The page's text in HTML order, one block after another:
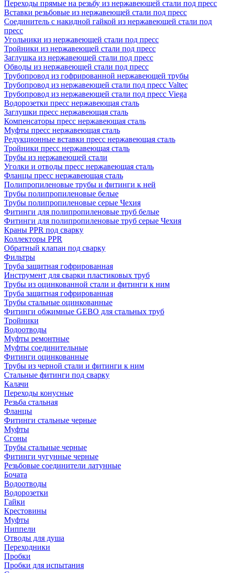
Переходы прямые на резьбу из нержавеющей стали под пресс
Вставки резьбовые из нержавеющей стали под пресс
Соединитель с накидной гайкой из нержавеющей стали под
пресс
Угольники из нержавеющей стали под пресс
Тройники из нержавеющей стали под пресс
Заглушка из нержавеющей стали под пресс
Обводы из нержавеющей стали под пресс
Трубопровод из гофрированной нержавеющей трубы
Трубопровод из нержавеющей стали под пресс Valtec
Трубопровод из нержавеющей стали под пресс Viega
Водорозетки пресс нержавеющая сталь
Заглушки пресс нержавеющая сталь
Компенсаторы пресс нержавеющая сталь
Муфты пресс нержавеющая сталь
Редукционные вставки пресс нержавеющая сталь
Тройники пресс нержавеющая сталь
Трубы из нержавеющей стали
Уголки и отводы пресс нержавеющая сталь
Фланцы пресс нержавеющая сталь
Полипропиленовые трубы и фитинги к ней
Трубы полипропиленовые белые
Трубы полипропиленовые серые Чехия
Фитинги для полипропиленовые труб белые
Фитинги для полипропиленовые труб серые Чехия
Краны PPR под сварку
Коллекторы PPR
Обратный клапан под сварку
Фильтры
Труба защитная гофрированная
Инструмент для сварки пластиковых труб
Трубы из оцинкованной стали и фитинги к ним
Труба защитная гофрированная
Трубы стальные оцинкованные
Фитинги обжимные GEBO для стальных труб
Тройники
Водоотводы
Муфты ремонтные
Муфты соединительные
Фитинги оцинкованные
Трубы из черной стали и фитинги к ним
Стальные фитинги под сварку
Калачи
Переходы конусные
Резьба стальная
Фланцы
Фитинги стальные черные
Муфты
Сгоны
Трубы стальные черные
Фитинги чугунные черные
Резьбовые соединители латунные
Бочата
Водоотводы
Водорозетки
Гайки
Крестовины
Муфты
Ниппели
Отводы для душа
Переходники
Пробки
Пробки для испытания